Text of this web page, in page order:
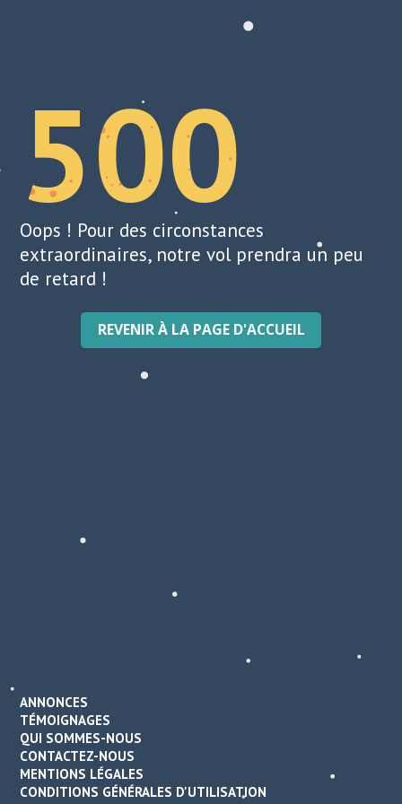
500
Oops ! Pour des circonstances
extraordinaires, notre vol prendra un peu
de retard !
REVENIR À LA PAGE D'ACCUEIL
ANNONCES
TÉMOIGNAGES
QUI SOMMES-NOUS
CONTACTEZ-NOUS
MENTIONS LÉGALES
CONDITIONS GÉNÉRALES D'UTILISATION